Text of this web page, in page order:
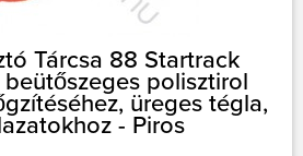
Tárcsa 88 Startrack
polisztirol
üreges tégla,
- Piros